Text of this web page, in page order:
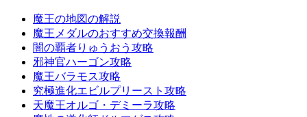
魔王の地図の解説
魔王メダルのおすすめ交換報酬
闇の覇者りゅうおう攻略
邪神官ハーゴン攻略
魔王バラモス攻略
究極進化エビルプリースト攻略
天魔王オルゴ・デミーラ攻略